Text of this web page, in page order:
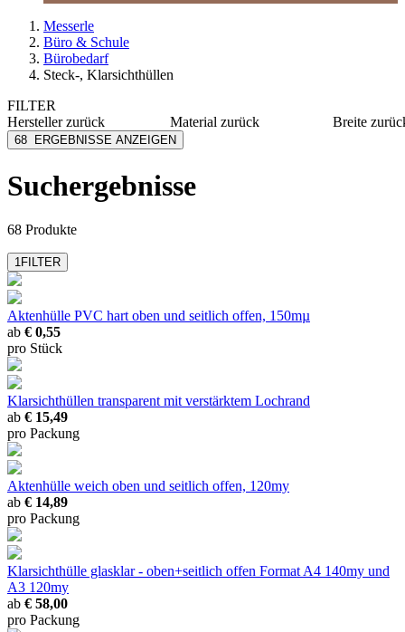
Messerle
Büro & Schule
Bürobedarf
Steck-, Klarsichthüllen
FILTER
Herstellerzurück
3L
Donau Design
Durable
mehr anzeigen
Material zurück
Karton
Breite
68 ERGEBNISSE ANZEIGEN
Suchergebnisse
68 Produkte
1FILTER
Aktenhülle PVC hart oben und seitlich offen, 150mµ
ab € 0,55
pro Stück
Klarsichthüllen transparent mit verstärktem Lochrand
ab € 15,49
pro Packung
Aktenhülle weich oben und seitlich offen, 120my
ab € 14,89
pro Packung
Klarsichthülle glasklar - oben+seitlich offen Format A4 140my und
A3 120my
ab € 58,00
pro Packung